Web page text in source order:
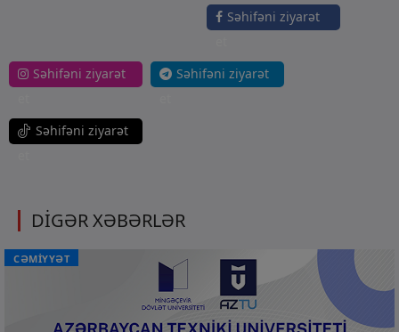
Səhifəni ziyarət
Səhifəni ziyarət
Səhifəni ziyarət
Səhifəni ziyarət
DİGƏR XƏBƏRLƏR
CƏMİYYƏT